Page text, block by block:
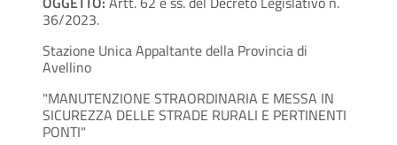
36/2023.
Stazione Unica Appaltante della Provincia di
Avellino
"MANUTENZIONE STRAORDINARIA E MESSA IN
SICUREZZA DELLE STRADE RURALI E PERTINENTI
PONTI"